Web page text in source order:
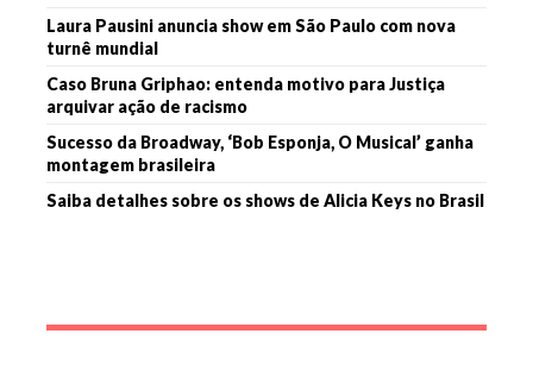
Laura Pausini anuncia show em São Paulo com nova
turnê mundial
Caso Bruna Griphao: entenda motivo para Justiça
arquivar ação de racismo
Sucesso da Broadway, ‘Bob Esponja, O Musical’ ganha
montagem brasileira
Saiba detalhes sobre os shows de Alicia Keys no Brasil